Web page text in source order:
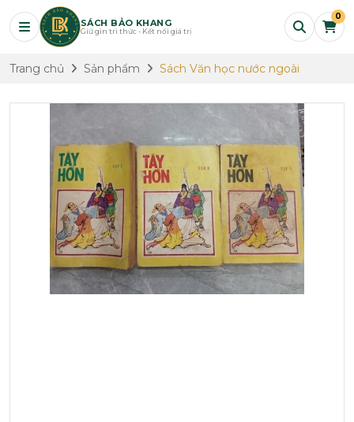
SÁCH BẢO KHANG
Giữ gìn tri thức - Kết nối giá trị
0
Trang chủ Sản phẩm Sách Văn học nước ngoài